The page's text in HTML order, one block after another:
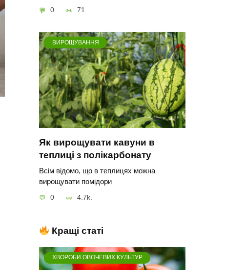
0 71
ВИРОЩУВАННЯ
Як вирощувати кавуни в
теплиці з полікарбонату
Всім відомо, що в теплицях можна
вирощувати помідори
0 4.7k.
Кращі статі
ХВОРОБИ ОВОЧЕВИХ КУЛЬТУР